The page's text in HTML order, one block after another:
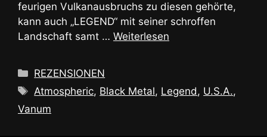
feurigen Vulkanausbruchs zu diesen gehörte,
kann auch „LEGEND“ mit seiner schroffen
Landschaft samt … Weiterlesen
Kategorien
REZENSIONEN
Schlagwörter
Atmospheric, Black Metal, Legend, U.S.A.,
Vanum